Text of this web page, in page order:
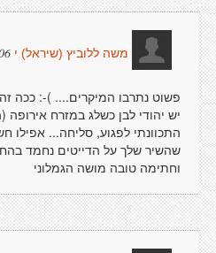
משה ללוביץ (שיראל) י
פשוט נתרבו המיקרים.... )-: ככה
יש יהודי לבן כשלג במזרח אירופה
התכוונתי לפגוע, סליחה... אפילו
שהשיר שלך על הדייטים נחמד
וחתימה טובה מושה הגמלוני